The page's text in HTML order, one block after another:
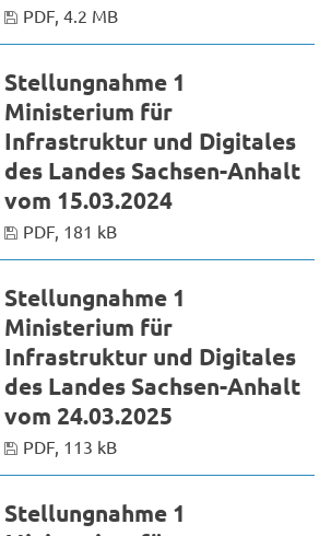
PDF, 4.2 MB
Stellungnahme 1
Ministerium für
Infrastruktur und Digitales
des Landes Sachsen-Anhalt
vom 15.03.2024
PDF, 181 kB
Stellungnahme 1
Ministerium für
Infrastruktur und Digitales
des Landes Sachsen-Anhalt
vom 24.03.2025
PDF, 113 kB
Stellungnahme 1